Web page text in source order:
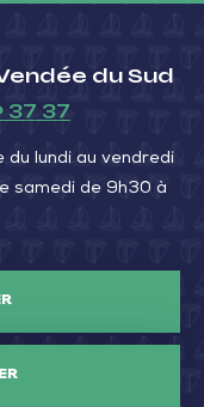
du Sud
37 37
lundi au vendredi
samedi de 9h30 à